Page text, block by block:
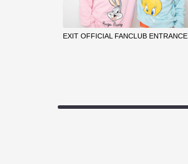
EXIT OFFICIAL FANCLUB ENTRANCE